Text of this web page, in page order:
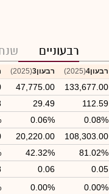
רבעוניים
רבעון4 (2025) רבעון3 (2025)
133,677.00
47,775.00
112.59
29.49
0.08%
0.06%
108,303.00
20,220.00
81.02%
42.32%
0.05
0.06
0.00%
0.00%